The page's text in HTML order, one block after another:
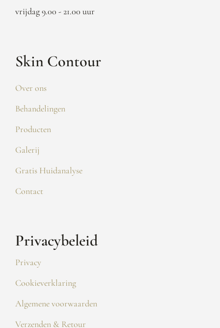
vrijdag 9.00 - 21.00 uur
Skin Contour
Over ons
Behandelingen
Producten
Galerij
Gratis Huidanalyse
Contact
Privacybeleid
Privacy
Cookieverklaring
Algemene voorwaarden
Verzenden & Retour